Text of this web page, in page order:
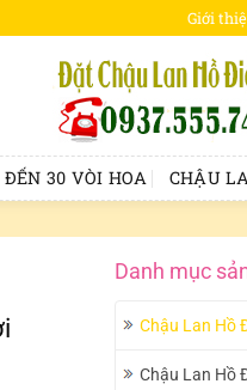
Giới
30 VÒI HOA CHẬU
Danh mục
Chậu Lan Hồ
Chậu Lan Hồ